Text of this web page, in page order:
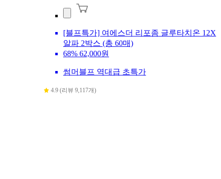
[블프특가] 여에스더 리포좀 글루타치온 12X
알파 2박스 (총 60매)
68% 62,000원
썸머블프 역대급 초특가
4.9 (리뷰 9,117개)